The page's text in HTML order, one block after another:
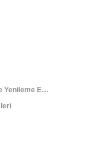
İflâs İdare Memurluğu Temel ve Yenileme Eğitimleri